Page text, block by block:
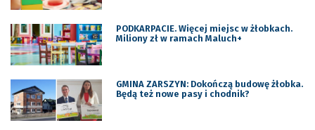
PODKARPACIE. Więcej miejsc w żłobkach.
Miliony zł w ramach Maluch+
GMINA ZARSZYN: Dokończą budowę żłobka.
Będą też nowe pasy i chodnik?